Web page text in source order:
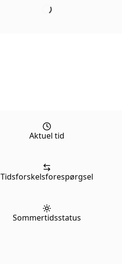
Aktuel tid
Tidsforskelsforespørgsel
Sommertidsstatus